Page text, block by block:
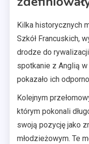
Kilka historycznych
Szkół Francuskich,
drodze do
spotkanie z Anglią
pokazało ich
Kolejnym
którym pokonali
swoją pozycję jako
młodzieżowym. Te